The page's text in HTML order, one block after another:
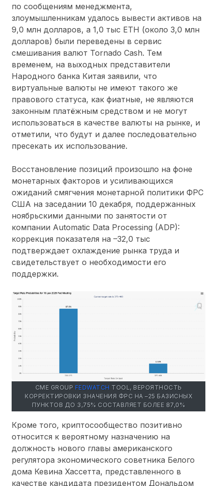
по сообщениям менеджмента,
злоумышленникам удалось вывести активов на
9,0 млн долларов, а 1,0 тыс ETH (около 3,0 млн
долларов) были переведены в сервис
смешивания валют Tornado Cash. Тем
временем, на выходных представители
Народного банка Китая заявили, что
виртуальные валюты не имеют такого же
правового статуса, как фиатные, не являются
законным платёжным средством и не могут
использоваться в качестве валюты на рынке, и
отметили, что будут и далее последовательно
пресекать их использование.
Восстановление позиций произошло на фоне
монетарных факторов и усиливающихся
ожиданий смягчения монетарной политики ФРС
США на заседании 10 декабря, поддержанных
ноябрьскими данными по занятости от
компании Automatic Data Processing (ADP):
коррекция показателя на –32,0 тыс
подтверждает охлаждение рынка труда и
свидетельствует о необходимости его
поддержки.
CME GROUP FEDWATCH TOOL, ВЕРОЯТНОСТЬ
КОРРЕКТИРОВКИ ЗНАЧЕНИЯ ФРС НА –25 БАЗИСНЫХ
ПУНКТОВ ДО 3,75% СОСТАВЛЯЕТ БОЛЕЕ 87,0%
Кроме того, криптосообщество позитивно
относится к вероятному назначению на
должность нового главы американского
регулятора экономического советника Белого
дома Кевина Хассетта, представленного в
качестве кандидата президентом Дональдом